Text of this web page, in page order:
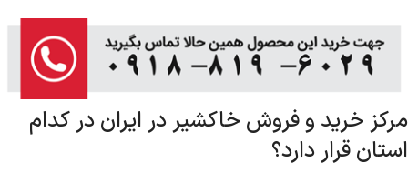
مرکز خرید و فروش خاکشیر در ایران در کدام
استان قرار دارد؟